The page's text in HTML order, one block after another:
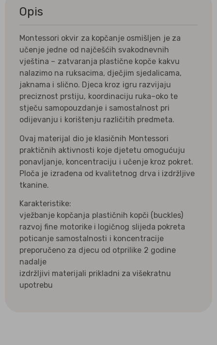
Opis
Montessori okvir za kopčanje osmišljen je za
učenje jedne od najčešćih svakodnevnih
vještina – zatvaranja plastične kopče kakvu
nalazimo na ruksacima, dječjim sjedalicama,
jaknama i slično. Djeca kroz igru razvijaju
preciznost prstiju, koordinaciju ruka–oko te
stječu samopouzdanje i samostalnost pri
odijevanju i korištenju različitih predmeta.
Ovaj materijal dio je klasičnih Montessori
praktičnih aktivnosti koje djetetu omogućuju
ponavljanje, koncentraciju i učenje kroz pokret.
Ploča je izrađena od kvalitetnog drva i izdržljive
tkanine.
Karakteristike:
vježbanje kopčanja plastičnih kopči (buckles)
razvoj fine motorike i logičnog slijeda pokreta
poticanje samostalnosti i koncentracije
preporučeno za djecu od otprilike 2 godine
nadalje
izdržljivi materijali prikladni za višekratnu
upotrebu